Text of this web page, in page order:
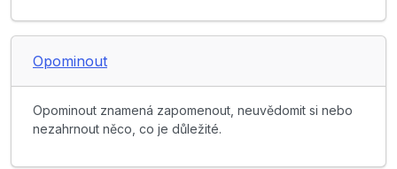
Opominout
Opominout znamená zapomenout, neuvědomit si nebo
nezahrnout něco, co je důležité.